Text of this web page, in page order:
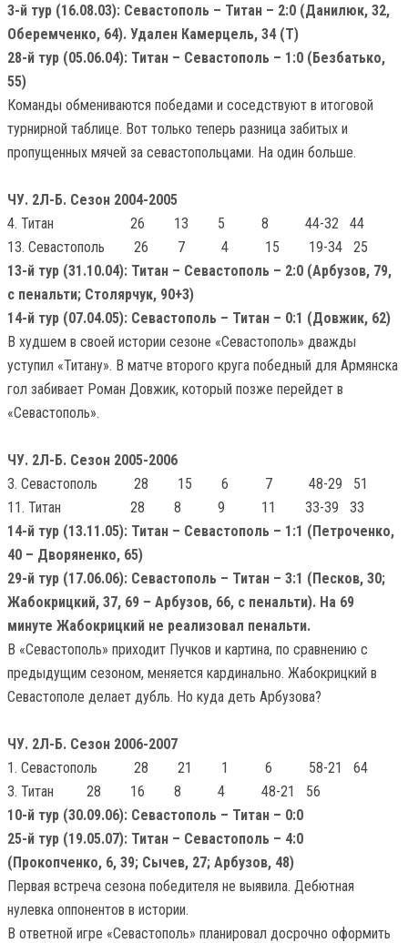
3-й тур (16.08.03): Севастополь – Титан – 2:0 (Данилюк, 32,
Оберемченко, 64). Удален Камерцель, 34 (Т)
28-й тур (05.06.04): Титан – Севастополь – 1:0 (Безбатько,
55)
Команды обмениваются победами и соседствуют в итоговой
турнирной таблице. Вот только теперь разница забитых и
пропущенных мячей за севастопольцами. На один больше.
ЧУ. 2Л-Б. Сезон 2004-2005
4. Титан 26 13 5 8 44-32 44
13. Севастополь 26 7 4 15 19-34 25
13-й тур (31.10.04): Титан – Севастополь – 2:0 (Арбузов, 79,
с пенальти; Столярчук, 90+3)
14-й тур (07.04.05): Севастополь – Титан – 0:1 (Довжик, 62)
В худшем в своей истории сезоне «Севастополь» дважды
уступил «Титану». В матче второго круга победный для Армянска
гол забивает Роман Довжик, который позже перейдет в
«Севастополь».
ЧУ. 2Л-Б. Сезон 2005-2006
3. Севастополь 28 15 6 7 48-29 51
11. Титан 28 8 9 11 33-39 33
14-й тур (13.11.05): Титан – Севастополь – 1:1 (Петроченко,
40 – Дворяненко, 65)
29-й тур (17.06.06): Севастополь – Титан – 3:1 (Песков, 30;
Жабокрицкий, 37, 69 – Арбузов, 66, с пенальти). На 69
минуте Жабокрицкий не реализовал пенальти.
В «Севастополь» приходит Пучков и картина, по сравнению с
предыдущим сезоном, меняется кардинально. Жабокрицкий в
Севастополе делает дубль. Но куда деть Арбузова?
ЧУ. 2Л-Б. Сезон 2006-2007
1. Севастополь 28 21 1 6 58-21 64
3. Титан 28 16 8 4 48-21 56
10-й тур (30.09.06): Севастополь – Титан – 0:0
25-й тур (19.05.07): Титан – Севастополь – 4:0
(Прокопченко, 6, 39; Сычев, 27; Арбузов, 48)
Первая встреча сезона победителя не выявила. Дебютная
нулевка оппонентов в истории.
В ответной игре «Севастополь» планировал досрочно оформить